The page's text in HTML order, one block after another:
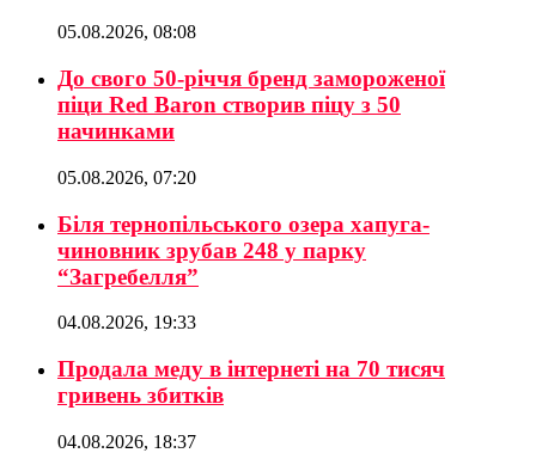
05.08.2026, 08:08
До свого 50-річчя бренд замороженої
піци Red Baron створив піцу з 50
начинками
05.08.2026, 07:20
Біля тернопільського озера хапуга-
чиновник зрубав 248 у парку
“Загребелля”
04.08.2026, 19:33
Продала меду в інтернеті на 70 тисяч
гривень збитків
04.08.2026, 18:37